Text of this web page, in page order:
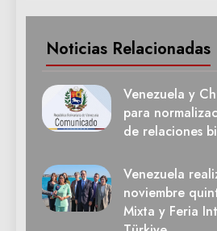
Noticias Relacionadas
Venezuela y
para
de relaciones
Venezuela
noviembre
Mixta y Feria